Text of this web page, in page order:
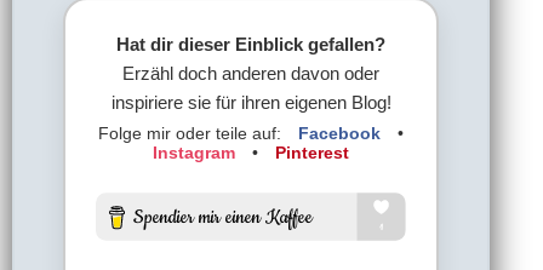
Hat dir dieser Einblick gefallen?
Erzähl doch anderen davon oder
inspiriere sie für ihren eigenen Blog!
Folge mir oder teile auf: Facebook
•
Instagram
• Pinterest